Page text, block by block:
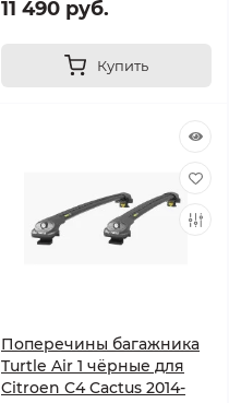
11 490 руб.
Купить
Поперечины багажника
Turtle Air 1 чёрные для
Citroen C4 Cactus 2014-